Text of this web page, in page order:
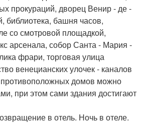
прокураций, дворец Венир - де -
библиотека, башня часов,
со смотровой площадкой,
арсенала, собор Санта - Мария -
фрари, торговая улица
венецианских улочек - каналов
противоположных домов можно
при этом сами здания достигают
в отель. Ночь в отеле.